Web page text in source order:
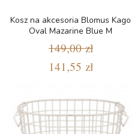
Kosz na akcesoria Blomus Kago
Oval Mazarine Blue M
149,00 zł
141,55 zł